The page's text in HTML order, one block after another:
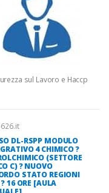
sul Lavoro e Haccp
DL-RSPP MODULO
4 CHIMICO ?
(SETTORE
C) ? NUOVO
STATO REGIONI
16 ORE [AULA